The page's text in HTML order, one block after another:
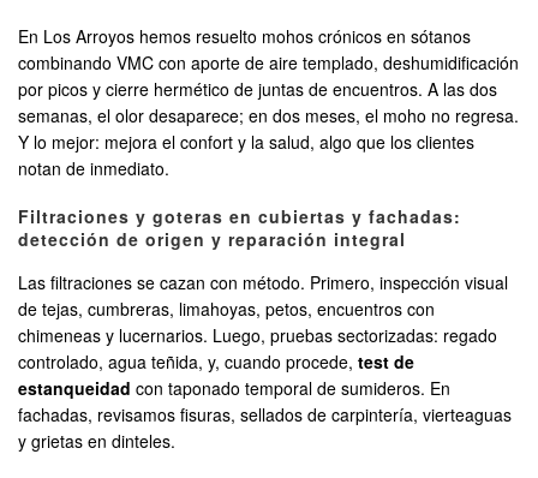
En Los Arroyos hemos resuelto mohos crónicos en sótanos
combinando VMC con aporte de aire templado, deshumidificación
por picos y cierre hermético de juntas de encuentros. A las dos
semanas, el olor desaparece; en dos meses, el moho no regresa.
Y lo mejor: mejora el confort y la salud, algo que los clientes
notan de inmediato.
Filtraciones y goteras en cubiertas y fachadas:
detección de origen y reparación integral
Las filtraciones se cazan con método. Primero, inspección visual
de tejas, cumbreras, limahoyas, petos, encuentros con
chimeneas y lucernarios. Luego, pruebas sectorizadas: regado
controlado, agua teñida, y, cuando procede, test de
estanqueidad con taponado temporal de sumideros. En
fachadas, revisamos fisuras, sellados de carpintería, vierteaguas
y grietas en dinteles.